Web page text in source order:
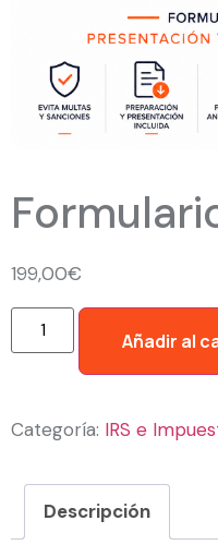
199,00€
Añadir al
Categoría: IRS e
Descripción